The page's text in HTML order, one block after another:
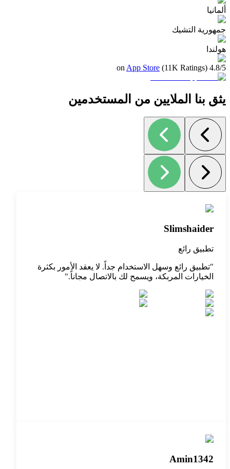
ألمانيا
جمهورية التشيك
هولندا
4.8/5 (11K Ratings) on
App Store
يثق بنا الملايين من المستخدمين
Slimshaider
تطبيق رائع
"تطبيق رائع وسهل الاستخدام جداً. لا يعقد الأمور بكثرة
الخيارات المربكة، ويسمح لك بالاتصال مجاناً."
Amin1342